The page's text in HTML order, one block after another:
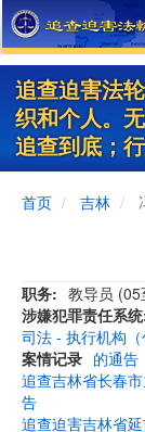
Skip
to
main
content
追查迫害法
织和个人。
追查到底；
首页 吉林
职务
教导员
涉嫌犯罪责任系统
司法 - 执行机构（
案情记录 的通告
追查吉林省长春
告
追查迫害吉林省